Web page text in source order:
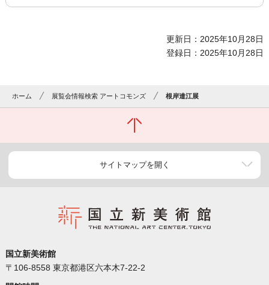
更新日：2025年10月28日
登録日：2025年10月28日
ホーム 展覧会情報検索 アートコモンズ 根岸達江展
サイトマップを開く
国立新美術館
〒106-8558 東京都港区六本木7-22-2